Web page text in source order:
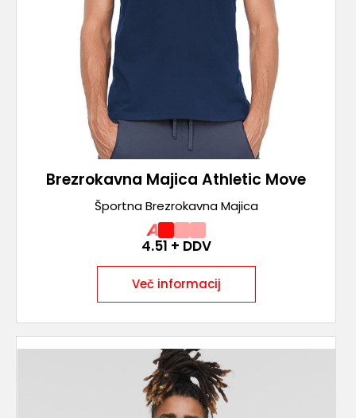
Brezrokavna Majica Athletic Move
Športna Brezrokavna Majica
A
4.51 + DDV
Več informacij